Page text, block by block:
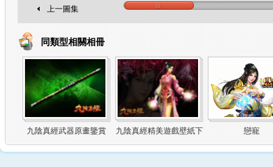
上一圖集
同類型相關相冊
九陰真經武器原畫鑒賞
九陰真經精美遊戲壁紙下
載
戀寵